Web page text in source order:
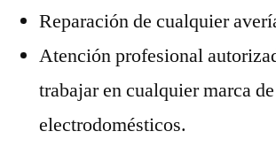
Reparación de cualquier
Atención profesional
trabajar en cualquier marca de
electrodomésticos.